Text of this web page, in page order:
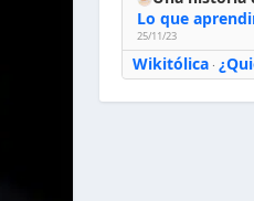
25/11/23
Wikitólica·